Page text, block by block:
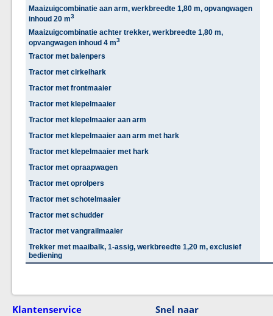
Maaizuigcombinatie aan arm, werkbreedte 1,80 m, opvangwagen
inhoud 20 m3
Maaizuigcombinatie achter trekker, werkbreedte 1,80 m,
opvangwagen inhoud 4 m3
Tractor met balenpers
Tractor met cirkelhark
Tractor met frontmaaier
Tractor met klepelmaaier
Tractor met klepelmaaier aan arm
Tractor met klepelmaaier aan arm met hark
Tractor met klepelmaaier met hark
Tractor met opraapwagen
Tractor met oprolpers
Tractor met schotelmaaier
Tractor met schudder
Tractor met vangrailmaaier
Trekker met maaibalk, 1-assig, werkbreedte 1,20 m, exclusief
bediening
Klantenservice Snel naar